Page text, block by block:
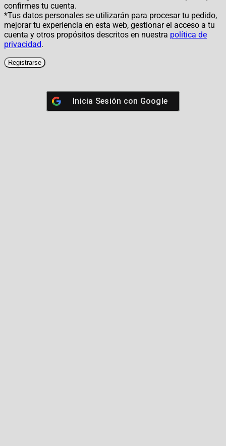
confirmes tu cuenta.
*Tus datos personales se utilizarán para procesar tu pedido,
mejorar tu experiencia en esta web, gestionar el acceso a tu
cuenta y otros propósitos descritos en nuestra política de
privacidad.
Registrarse
Inicia Sesión con Google